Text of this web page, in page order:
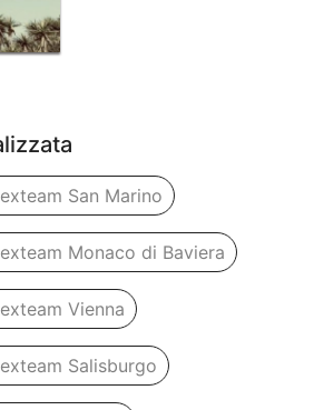
San Marino
Monaco di Baviera
Vienna
Salisburgo